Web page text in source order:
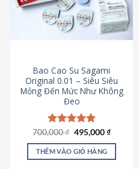
sản
phẩm
Bao Cao Su Sagami
Original 0.01 – Siêu Siêu
Mỏng Đến Mức Như Không
Đeo
Được xếp
hạng4.83
5 sao
700,000₫ Giá
là:
700,000 ₫.
495,000₫Giá
tại
THÊM VÀO GIỎ HÀNG